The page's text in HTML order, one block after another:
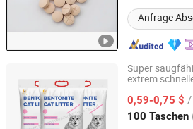
Anfrage
Super
extrem
geringer Staub
von Katzen,
0,59-0,75 $
100 Taschen
Shandong Haifang International
Shandong, China Seit